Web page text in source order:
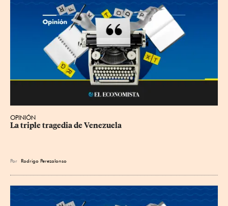
OPINIÓN
La triple tragedia de Venezuela
Por Rodrigo Perezalonso